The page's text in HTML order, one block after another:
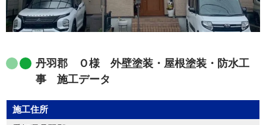
丹羽郡 Ｏ様 外壁塗装・屋根塗装・防水工
事 施工データ
施工住所